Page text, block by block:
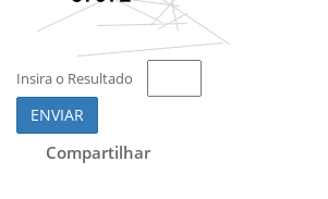
Insira o Resultado
ENVIAR
Compartilhar